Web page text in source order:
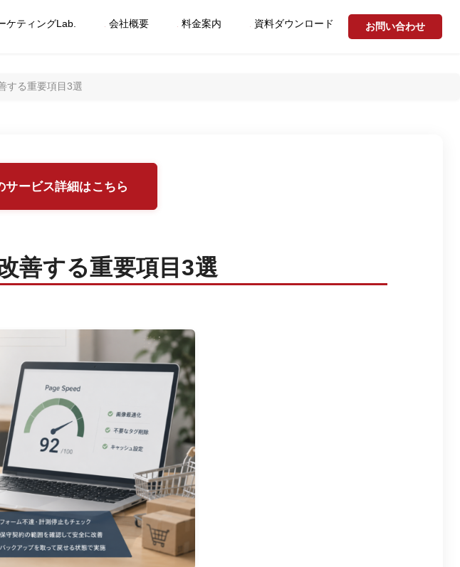
ケティングLab. 会社概要 料金案内 資料ダウンロード お問い合わせ
する重要項目3選
サービス詳細はこちら
善する重要項目3選